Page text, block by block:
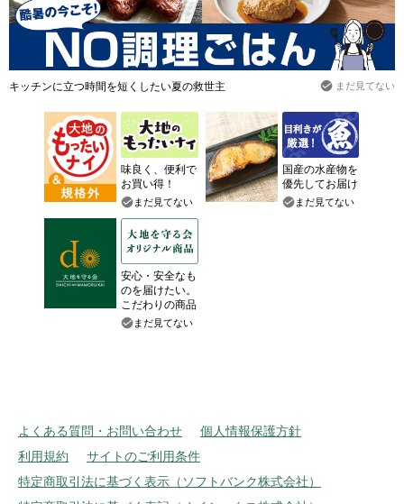
キッチンに立つ時間を短くしたい夏の救世主 まだ見てない
味良く、便利で
お買い得！
まだ見てない
国産の水産物を
優先してお届け
まだ見てない
安心・安全なも
のを届けたい。
こだわりの商品
まだ見てない
よくある質問・お問い合わせ
個人情報保護方針
利用規約
サイトのご利用条件
特定商取引法に基づく表示（ソフトバンク株式会社）